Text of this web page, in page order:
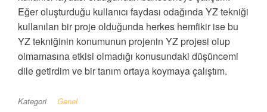
Eğer oluşturduğu kullanıcı faydası odağında YZ tekniği
kullanılan bir proje olduğunda herkes hemfikir ise bu
YZ tekniğinin konumunun projenin YZ projesi olup
olmamasına etkisi olmadığı konusundaki düşüncemi
dile getirdim ve bir tanım ortaya koymaya çalıştım.
Kategori Genel